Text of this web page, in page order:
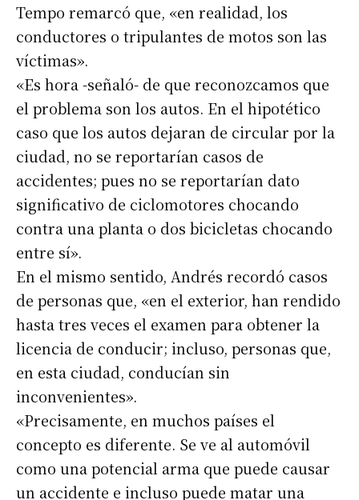
Tempo remarcó que, «en realidad, los
conductores o tripulantes de motos son las
víctimas».
«Es hora -señaló- de que reconozcamos que
el problema son los autos. En el hipotético
caso que los autos dejaran de circular por la
ciudad, no se reportarían casos de
accidentes; pues no se reportarían dato
significativo de ciclomotores chocando
contra una planta o dos bicicletas chocando
entre sí».
En el mismo sentido, Andrés recordó casos
de personas que, «en el exterior, han rendido
hasta tres veces el examen para obtener la
licencia de conducir; incluso, personas que,
en esta ciudad, conducían sin
inconvenientes».
«Precisamente, en muchos países el
concepto es diferente. Se ve al automóvil
como una potencial arma que puede causar
un accidente e incluso puede matar una